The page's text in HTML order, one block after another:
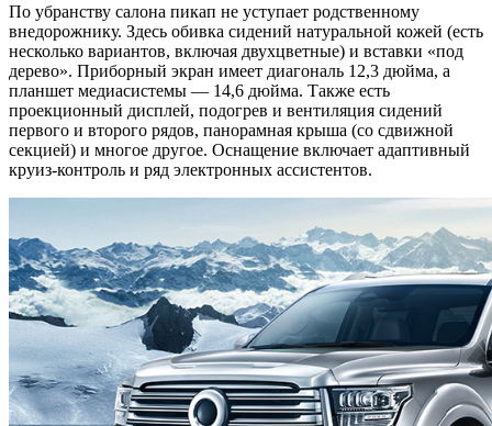
По убранству салона пикап не уступает родственному
внедорожнику. Здесь обивка сидений натуральной кожей (есть
несколько вариантов, включая двухцветные) и вставки «под
дерево». Приборный экран имеет диагональ 12,3 дюйма, а
планшет медиасистемы — 14,6 дюйма. Также есть
проекционный дисплей, подогрев и вентиляция сидений
первого и второго рядов, панорамная крыша (со сдвижной
секцией) и многое другое. Оснащение включает адаптивный
круиз-контроль и ряд электронных ассистентов.